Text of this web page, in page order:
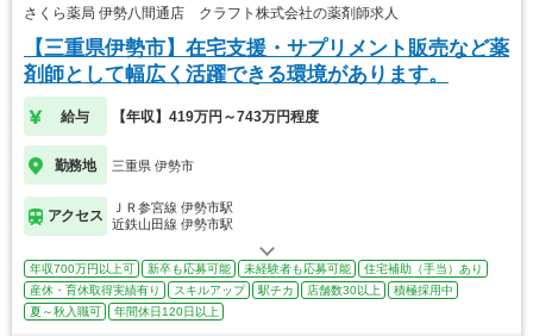
さくら薬局 伊勢八間通店 クラフト株式会社の薬剤師求人
【三重県伊勢市】在宅支援・サプリメント販売など薬
剤師として幅広く活躍できる環境があります。
給与 【年収】419万円～743万円程度
勤務地 三重県 伊勢市
アクセス
ＪＲ参宮線 伊勢市駅
近鉄山田線 伊勢市駅
年収700万円以上可 新卒も応募可能 未経験者も応募可能
住宅補助（手当）あり
産休・育休取得実績有り
スキルアップ 駅チカ 店舗数30以上
積極採用中
夏～秋入職可
年間休日120日以上